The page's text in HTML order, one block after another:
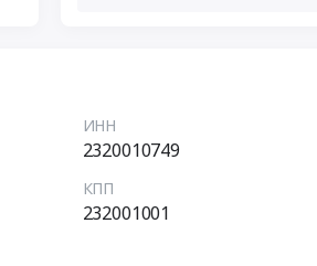
ИНН
2320010749
КПП
232001001